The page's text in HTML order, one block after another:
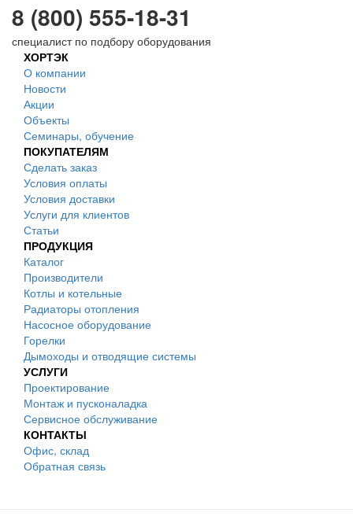
8 (800) 555-18-31
специалист по подбору оборудования
ХОРТЭК
О компании
Новости
Акции
Объекты
Семинары, обучение
ПОКУПАТЕЛЯМ
Сделать заказ
Условия оплаты
Условия доставки
Услуги для клиентов
Статьи
ПРОДУКЦИЯ
Каталог
Производители
Котлы и котельные
Радиаторы отопления
Насосное оборудование
Горелки
Дымоходы и отводящие системы
УСЛУГИ
Проектирование
Монтаж и пусконаладка
Сервисное обслуживание
КОНТАКТЫ
Офис, склад
Обратная связь